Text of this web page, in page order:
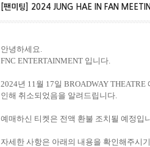
[팬미팅] 2024 JUNG HAE IN FAN
안녕하세요.
FNC ENTERTAINMENT 입니다.
2024년 11월 17일 BROADWAY THEATRE
인해 취소되었음을 알려드립니다.
예매하신 티켓은 전액 환불 조치될 예정입
자세한 사항은 아래의 내용을 확인해주시